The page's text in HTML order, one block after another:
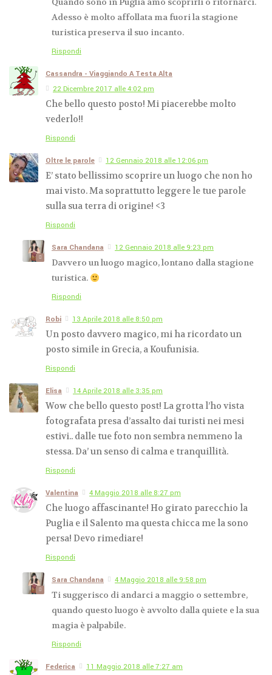
Adesso è molto affollata ma fuori la stagione
turistica preserva il suo incanto.
Rispondi
Cassandra - Viaggiando A Testa Alta
22 Dicembre 2017 alle 4:02 pm
Che bello questo posto! Mi piacerebbe molto
vederlo!!
Rispondi
Oltre le parole 12 Gennaio 2018 alle 12:06 pm
E’ stato bellissimo scoprire un luogo che non ho
mai visto. Ma soprattutto leggere le tue parole
sulla sua terra di origine! <3
Rispondi
Sara Chandana 12 Gennaio 2018 alle 9:23 pm
Davvero un luogo magico, lontano dalla stagione
turistica.
Rispondi
Robi 13 Aprile 2018 alle 8:50 pm
Un posto davvero magico, mi ha ricordato un
posto simile in Grecia, a Koufunisia.
Rispondi
Elisa 14 Aprile 2018 alle 3:35 pm
Wow che bello questo post! La grotta l’ho vista
fotografata presa d’assalto dai turisti nei mesi
estivi.. dalle tue foto non sembra nemmeno la
stessa. Da’ un senso di calma e tranquillità.
Rispondi
Valentina 4 Maggio 2018 alle 8:27 pm
Che luogo affascinante! Ho girato parecchio la
Puglia e il Salento ma questa chicca me la sono
persa! Devo rimediare!
Rispondi
Sara Chandana 4 Maggio 2018 alle 9:58 pm
Ti suggerisco di andarci a maggio o settembre,
quando questo luogo è avvolto dalla quiete e la sua
magia è palpabile.
Rispondi
Federica 11 Maggio 2018 alle 7:27 am